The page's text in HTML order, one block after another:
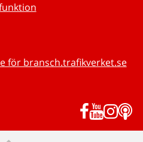
för bransch.trafikverket.se
Facebook
YouTube